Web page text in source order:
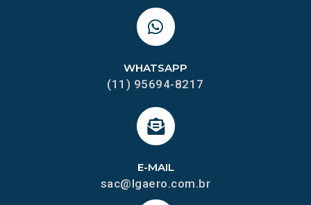
E-MAIL
sac@lgaero.com.br
WHATSAPP
(11) 95694-8217